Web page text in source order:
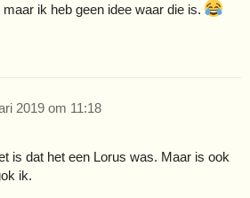
ik heb geen idee waar die is.
2019 om 11:18
is dat het een Lorus was. Maar is ook
ik.